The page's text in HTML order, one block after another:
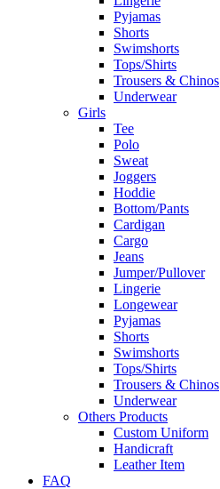
Pyjamas
Shorts
Swimshorts
Tops/Shirts
Trousers & Chinos
Underwear
Girls
Tee
Polo
Sweat
Joggers
Hoddie
Bottom/Pants
Cardigan
Cargo
Jeans
Jumper/Pullover
Lingerie
Longewear
Pyjamas
Shorts
Swimshorts
Tops/Shirts
Trousers & Chinos
Underwear
Others Products
Custom Uniform
Handicraft
Leather Item
FAQ